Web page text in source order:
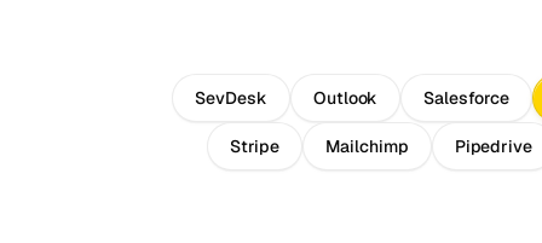
SevDesk Outlook Salesforce
Stripe Mailchimp Pipedrive